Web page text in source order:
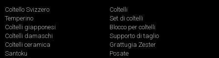
Coltello Svizzero
Temperino
Coltelli giapponesi
Coltelli damaschi
Coltelli ceramica
Santoku
Coltelli
Set di coltelli
Blocco per coltelli
Supporto di taglio
Grattugia Zester
Posate